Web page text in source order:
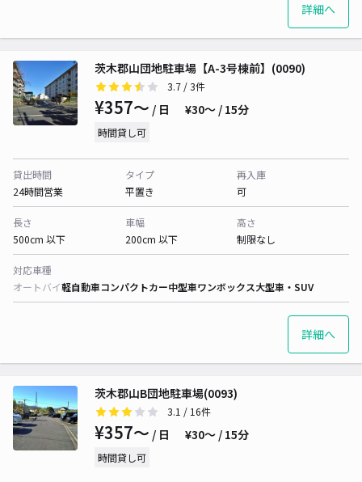
詳細へ
茨木郡山団地駐車場【A-3号棟前】(0090)
3.7 / 3件
¥357〜 / 日 ¥30〜 / 15分
時間貸し可
貸出時間
24時間営業
タイプ
平置き
再入庫
可
長さ
500cm 以下
車幅
200cm 以下
高さ
制限なし
対応車種
オートバイ軽自動車コンパクトカー中型車ワンボックス大型車・SUV
詳細へ
茨木郡山B団地駐車場(0093)
3.1 / 16件
¥357〜 / 日 ¥30〜 / 15分
時間貸し可